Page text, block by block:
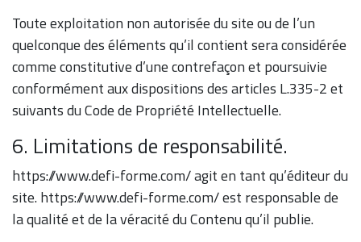
Toute exploitation non autorisée du site ou de l’un
quelconque des éléments qu’il contient sera considérée
comme constitutive d’une contrefaçon et poursuivie
conformément aux dispositions des articles L.335-2 et
suivants du Code de Propriété Intellectuelle.
6. Limitations de responsabilité.
https://www.defi-forme.com/ agit en tant qu’éditeur du
site. https://www.defi-forme.com/ est responsable de
la qualité et de la véracité du Contenu qu’il publie.